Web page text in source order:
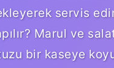
servis
Marul ve
bir kaseye